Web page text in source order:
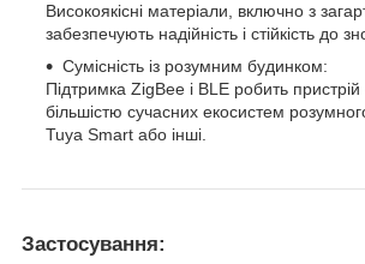
Високоякісні матеріали, включно з
забезпечують надійність і стійкість до
Сумісність із розумним будинком:
Підтримка ZigBee і BLE робить пристрій
більшістю сучасних екосистем
Tuya Smart або інші.
Застосування: